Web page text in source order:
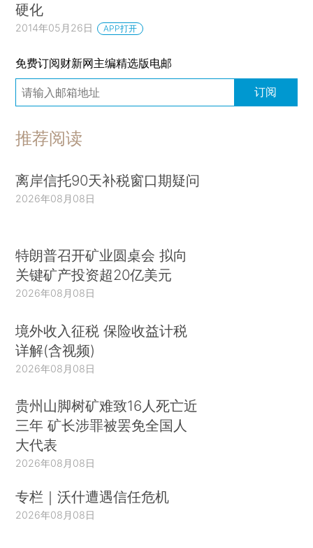
硬化
2014年05月26日 APP打开
免费订阅财新网主编精选版电邮
订阅
推荐阅读
离岸信托90天补税窗口期疑问
2026年08月08日
特朗普召开矿业圆桌会 拟向
关键矿产投资超20亿美元
2026年08月08日
境外收入征税 保险收益计税
详解(含视频)
2026年08月08日
贵州山脚树矿难致16人死亡近
三年 矿长涉罪被罢免全国人
大代表
2026年08月08日
专栏｜沃什遭遇信任危机
2026年08月08日